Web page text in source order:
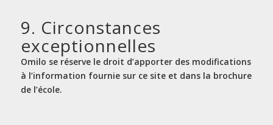
9. Circonstances
exceptionnelles
Omilo se réserve le droit d’apporter des modifications
à l’information fournie sur ce site et dans la brochure
de l’école.